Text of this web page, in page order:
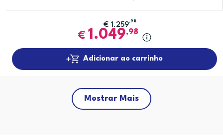
€ 1.259,98
€ 1.049,98
Adicionar ao carrinho
Mostrar Mais